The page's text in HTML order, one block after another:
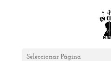
Seleccionar Página